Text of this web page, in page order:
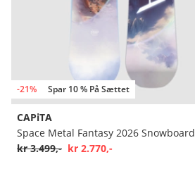
-21% Spar 10 % På Sættet
CAPiTA
Space Metal Fantasy 2026 Snowboard
kr 3.499,- kr 2.770,-